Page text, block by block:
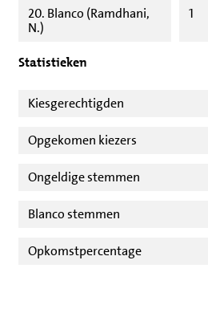
20. Blanco (Ramdhani,
N.)
1
Statistieken
Kiesgerechtigden
Opgekomen kiezers
Ongeldige stemmen
Blanco stemmen
Opkomstpercentage